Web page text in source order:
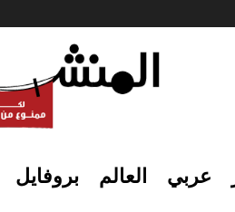
عربي العالم بروفايل